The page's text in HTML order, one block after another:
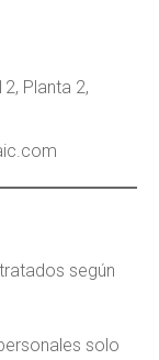
Planta 2,
según
solo